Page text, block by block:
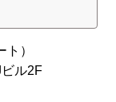
）
ル2F